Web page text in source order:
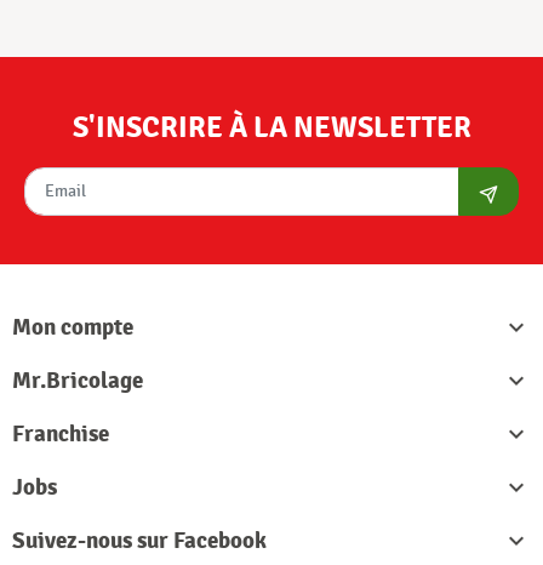
S'INSCRIRE À LA NEWSLETTER
Mon compte

Mr.Bricolage

Franchise

Jobs

Suivez-nous sur Facebook
